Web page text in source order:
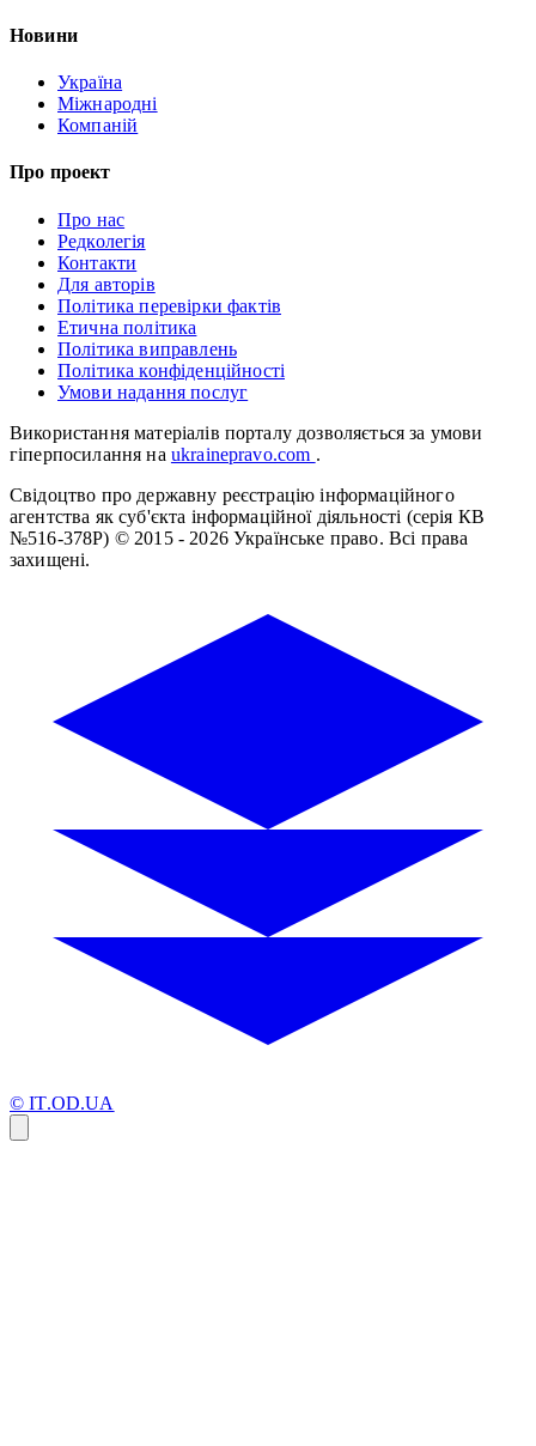
Новини
Україна
Міжнародні
Компаній
Про проект
Про нас
Редколегія
Контакти
Для авторів
Політика перевірки фактів
Етична політика
Політика виправлень
Політика конфіденційності
Умови надання послуг
Використання матеріалів порталу дозволяється за умови
гіперпосилання на ukrainepravo.com .
Свідоцтво про державну реєстрацію інформаційного
агентства як суб'єкта інформаційної діяльності (серія КВ
№516-378Р) © 2015 - 2026 Українське право. Всі права
захищені.
© IT.OD.UA